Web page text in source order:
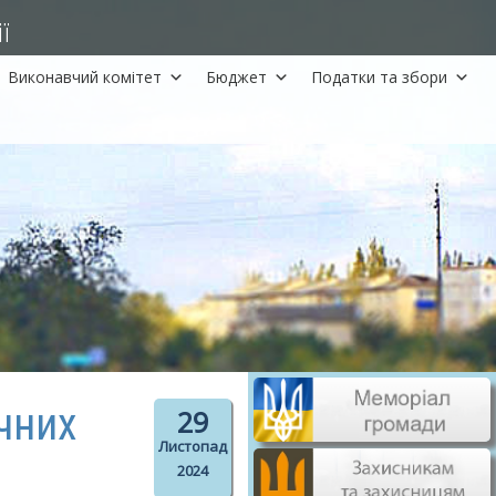
Виконавчий комітет Бюджет Податки та збори
29
Листопад
2024